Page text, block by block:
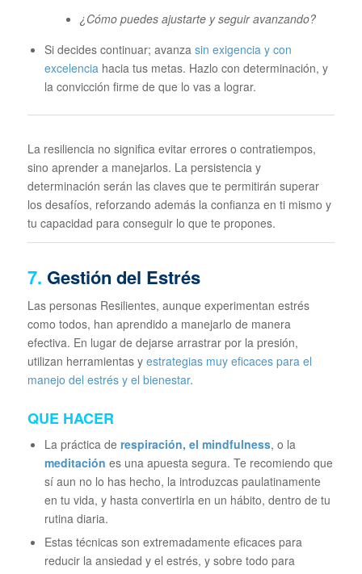
¿Cómo puedes ajustarte y seguir avanzando?
Si decides continuar; avanzasin exigencia y con
excelenciahacia tus metas. Hazlo con determinación, y
la convicción firme de que lo vas a lograr.
La resiliencia no significa evitar errores o contratiempos,
sino aprender a manejarlos. La persistencia y
determinación serán las claves que te permitirán superar
los desafíos, reforzando además la confianza en ti mismo y
tu capacidad para conseguir lo que te propones.
7. Gestión del Estrés
Las personas Resilientes, aunque experimentan estrés
como todos, han aprendido a manejarlo de manera
efectiva. En lugar de dejarse arrastrar por la presión,
utilizan herramientas y estrategias muy eficaces para el
manejo del estrés y el bienestar.
QUE HACER
La práctica de respiración, el mindfulness, o la
meditación es una apuesta segura. Te recomiendo que
sí aun no lo has hecho, la introduzcas paulatinamente
en tu vida, y hasta convertirla en un hábito, dentro de tu
rutina diaria.
Estas técnicas son extremadamente eficaces para
reducir la ansiedad y el estrés, y sobre todo para